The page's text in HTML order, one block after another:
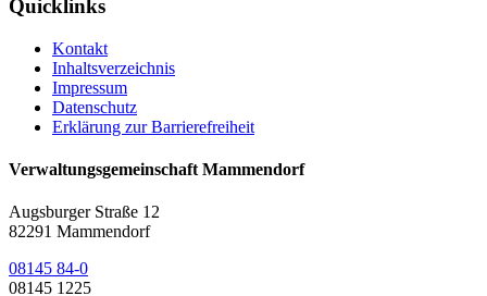
Quicklinks
Kontakt
Inhaltsverzeichnis
Impressum
Datenschutz
Erklärung zur Barrierefreiheit
Verwaltungsgemeinschaft Mammendorf
Augsburger Straße 12
82291 Mammendorf
08145 84-0
08145 1225